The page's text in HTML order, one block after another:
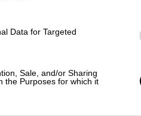
Data for Targeted
Sale, and/or Sharing
the Purposes for which it
και τα